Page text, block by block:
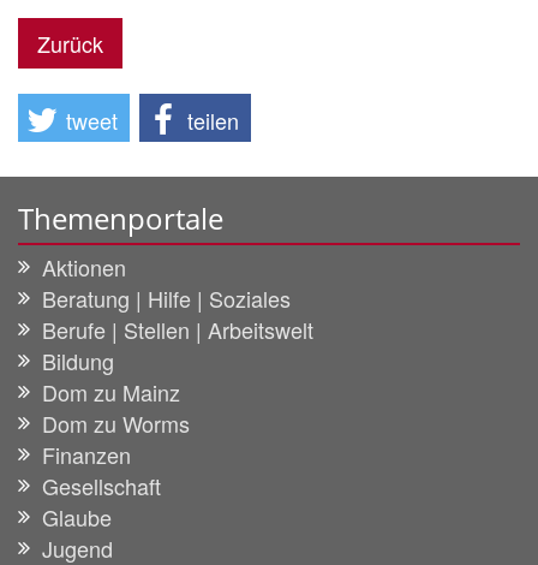
Zurück
tweet teilen
Themenportale
Aktionen
Beratung | Hilfe | Soziales
Berufe | Stellen | Arbeitswelt
Bildung
Dom zu Mainz
Dom zu Worms
Finanzen
Gesellschaft
Glaube
Jugend